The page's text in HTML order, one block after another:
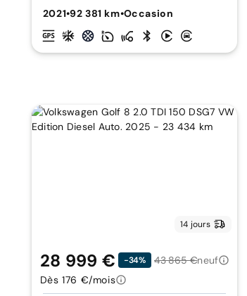
2021•92 381 km•Occasion
14 jours
28 999 € -34% 43 865 €neuf
Dès 176 €/mois